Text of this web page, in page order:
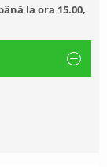
la ora 15.00,